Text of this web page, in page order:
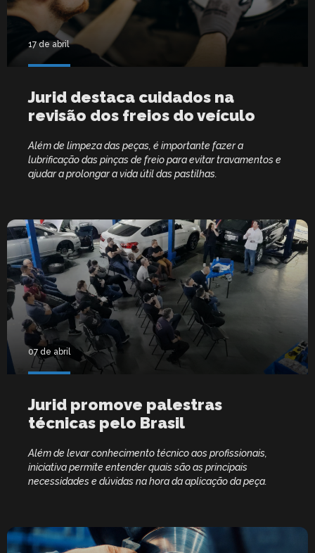
17 de abril
Jurid destaca cuidados na
revisão dos freios do veículo
Além de limpeza das peças, é importante fazer a
lubrificação das pinças de freio para evitar travamentos e
ajudar a prolongar a vida útil das pastilhas.
07 de abril
Jurid promove palestras
técnicas pelo Brasil
Além de levar conhecimento técnico aos profissionais,
iniciativa permite entender quais são as principais
necessidades e dúvidas na hora da aplicação da peça.